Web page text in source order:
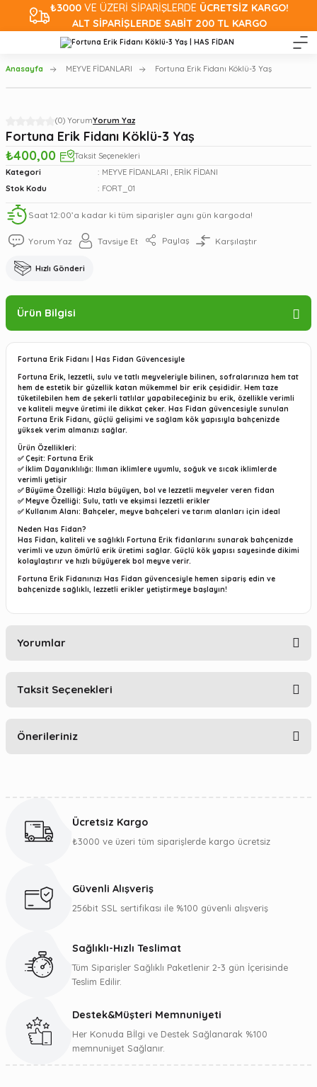
₺3000VE ÜZERİ SİPARİŞLERDE ÜCRETSİZ KARGO!
ALT SİPARİŞLERDE SABİT 200 TL KARGO
Anasayfa MEYVE FİDANLARI Fortuna Erik Fidanı Köklü-3 Yaş
(0) YorumYorum Yaz
Fortuna Erik Fidanı Köklü-3 Yaş
₺400,00
Taksit Seçenekleri
Kategori
MEYVE FİDANLARI , ERİK FİDANI
Stok Kodu
FORT_01
Saat 12:00’a kadar ki tüm siparişler aynı gün kargoda!
Yorum Yaz Tavsiye Et Paylaş Karşılaştır
Hızlı Gönderi
Ürün Bilgisi
Fortuna Erik Fidanı | Has Fidan Güvencesiyle
Fortuna Erik, lezzetli, sulu ve tatlı meyveleriyle bilinen, sofralarınıza hem tat
hem de estetik bir güzellik katan mükemmel bir erik çeşididir. Hem taze
tüketilebilen hem de şekerli tatlılar yapabileceğiniz bu erik, özellikle verimli
ve kaliteli meyve üretimi ile dikkat çeker. Has Fidan güvencesiyle sunulan
Fortuna Erik Fidanı, güçlü gelişimi ve sağlam kök yapısıyla bahçenizde
yüksek verim almanızı sağlar.
Ürün Özellikleri:
✅Çeşit: Fortuna Erik
✅İklim Dayanıklılığı: Ilıman iklimlere uyumlu, soğuk ve sıcak iklimlerde
verimli yetişir
✅Büyüme Özelliği: Hızla büyüyen, bol ve lezzetli meyveler veren fidan
✅Meyve Özelliği: Sulu, tatlı ve ekşimsi lezzetli erikler
✅Kullanım Alanı: Bahçeler, meyve bahçeleri ve tarım alanları için ideal
Neden Has Fidan?
Has Fidan, kaliteli ve sağlıklı Fortuna Erik fidanlarını sunarak bahçenizde
verimli ve uzun ömürlü erik üretimi sağlar. Güçlü kök yapısı sayesinde dikimi
kolaylaştırır ve hızlı büyüyerek bol meyve verir.
Fortuna Erik Fidanınızı Has Fidan güvencesiyle hemen sipariş edin ve
bahçenizde sağlıklı, lezzetli erikler yetiştirmeye başlayın!
Yorumlar
Taksit Seçenekleri
Önerileriniz
Görüş ve önerileriniz için teşekkür ederiz.
Ürün bilgilerinde hatalar bulunuyor.
Gönder
Ücretsiz Kargo
₺3000 ve üzeri tüm siparişlerde kargo ücretsiz
Güvenli Alışveriş
256bit SSL sertifikası ile %100 güvenli alışveriş
Sağlıklı-Hızlı Teslimat
Tüm Siparişler Sağlıklı Paketlenir 2-3 gün İçerisinde
Teslim Edilir.
Destek&Müşteri Memnuniyeti
Her Konuda Bİlgi ve Destek Sağlanarak %100
memnuniyet Sağlanır.